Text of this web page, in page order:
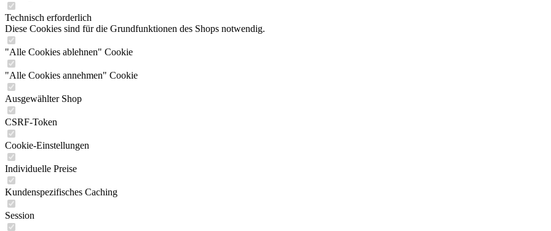
Technisch erforderlich
Diese Cookies sind für die Grundfunktionen des Shops notwendig.
"Alle Cookies ablehnen" Cookie
"Alle Cookies annehmen" Cookie
Ausgewählter Shop
CSRF-Token
Cookie-Einstellungen
Individuelle Preise
Kundenspezifisches Caching
Session